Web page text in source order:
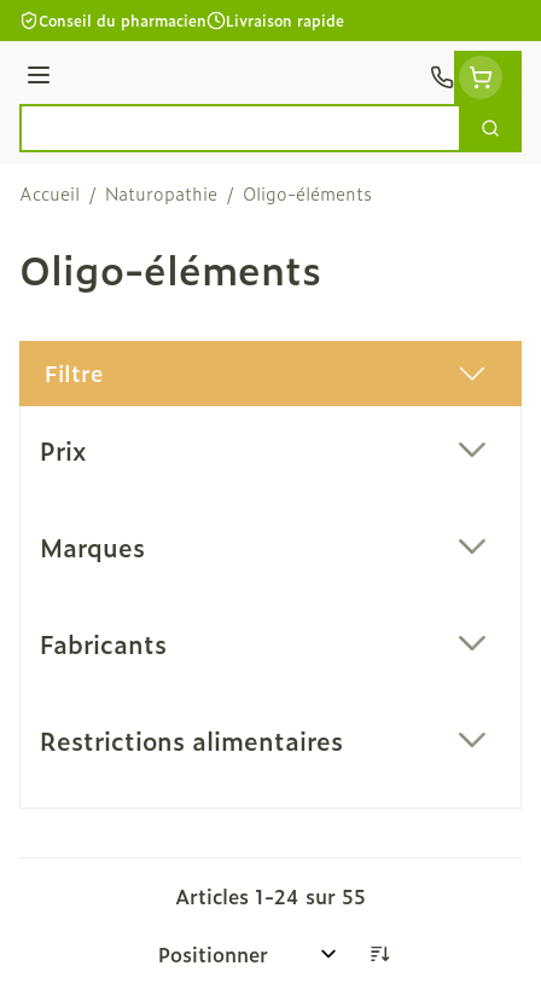
Aller au contenu
Conseil du pharmacien Livraison rapide
Menu
Accueil / Naturopathie / Oligo-éléments
Oligo-éléments
Filtre
Prix
Marques
Fabricants
Restrictions alimentaires
Articles 1-24 sur 55
Trier par: